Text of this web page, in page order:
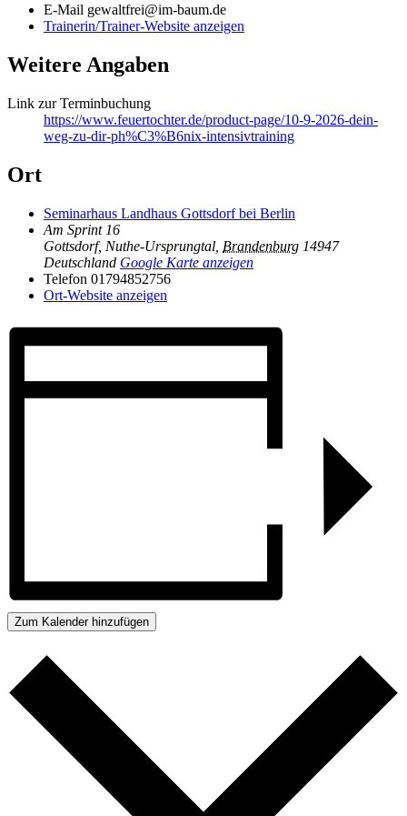
E-Mail gewaltfrei@im-baum.de
Trainerin/Trainer-Website anzeigen
Weitere Angaben
Link zur Terminbuchung
https://www.feuertochter.de/product-page/10-9-2026-dein-
weg-zu-dir-ph%C3%B6nix-intensivtraining
Ort
Seminarhaus Landhaus Gottsdorf bei Berlin
Am Sprint 16
Gottsdorf, Nuthe-Ursprungtal Brandenburg 14947
Deutschland Google Karte anzeigen
Telefon 01794852756
Ort-Website anzeigen
Zum Kalender hinzufügen